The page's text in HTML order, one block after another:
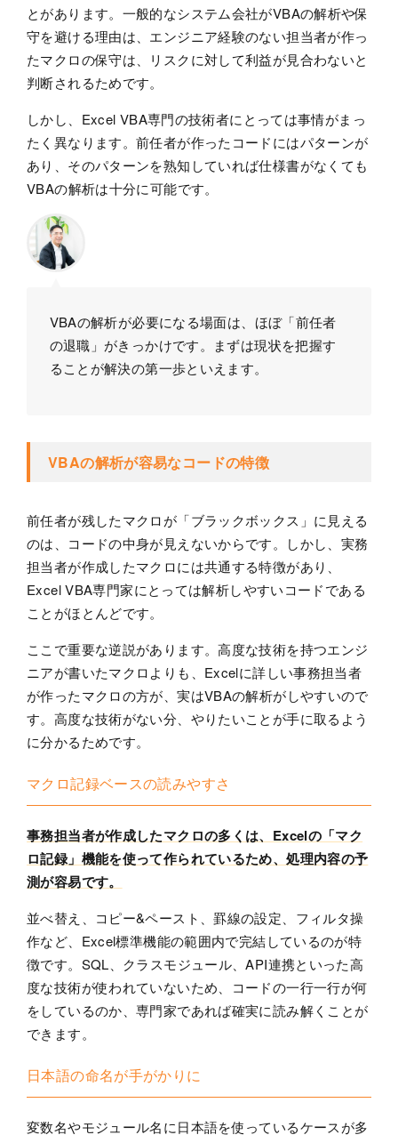
とがあります。一般的なシステム会社がVBAの解析や保
守を避ける理由は、エンジニア経験のない担当者が作っ
たマクロの保守は、リスクに対して利益が見合わないと
判断されるためです。
しかし、Excel VBA専門の技術者にとっては事情がまっ
たく異なります。前任者が作ったコードにはパターンが
あり、そのパターンを熟知していれば仕様書がなくても
VBAの解析は十分に可能です。
VBAの解析が必要になる場面は、ほぼ「前任者
の退職」がきっかけです。まずは現状を把握す
ることが解決の第一歩といえます。
VBAの解析が容易なコードの特徴
前任者が残したマクロが「ブラックボックス」に見える
のは、コードの中身が見えないからです。しかし、実務
担当者が作成したマクロには共通する特徴があり、
Excel VBA専門家にとっては解析しやすいコードである
ことがほとんどです。
ここで重要な逆説があります。高度な技術を持つエンジ
ニアが書いたマクロよりも、Excelに詳しい事務担当者
が作ったマクロの方が、実はVBAの解析がしやすいので
す。高度な技術がない分、やりたいことが手に取るよう
に分かるためです。
マクロ記録ベースの読みやすさ
事務担当者が作成したマクロの多くは、Excelの「マク
ロ記録」機能を使って作られているため、処理内容の予
測が容易です。
並べ替え、コピー&ペースト、罫線の設定、フィルタ操
作など、Excel標準機能の範囲内で完結しているのが特
徴です。SQL、クラスモジュール、API連携といった高
度な技術が使われていないため、コードの一行一行が何
をしているのか、専門家であれば確実に読み解くことが
できます。
日本語の命名が手がかりに
変数名やモジュール名に日本語を使っているケースが多